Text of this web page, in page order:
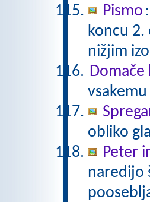
Pismo
koncu 2.
nižjim
Domače
obliko
Peter
naredijo